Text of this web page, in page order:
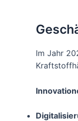
Im Jahr